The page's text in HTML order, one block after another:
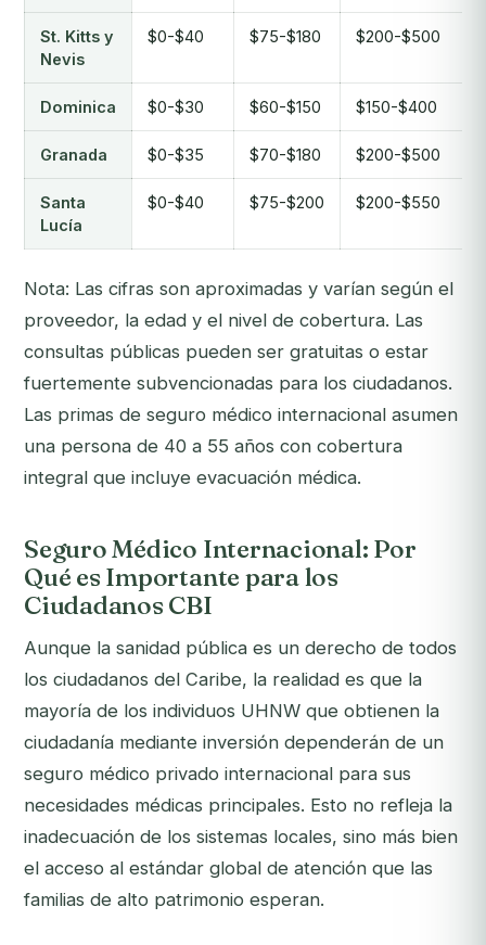
St. Kitts y
Nevis
$0-$40 $75-$180 $200-$500
Dominica $0-$30 $60-$150 $150-$400
Granada $0-$35 $70-$180 $200-$500
Santa
Lucía
$0-$40 $75-$200 $200-$550
Nota: Las cifras son aproximadas y varían según el
proveedor, la edad y el nivel de cobertura. Las
consultas públicas pueden ser gratuitas o estar
fuertemente subvencionadas para los ciudadanos.
Las primas de seguro médico internacional asumen
una persona de 40 a 55 años con cobertura
integral que incluye evacuación médica.
Seguro Médico Internacional: Por
Qué es Importante para los
Ciudadanos CBI
Aunque la sanidad pública es un derecho de todos
los ciudadanos del Caribe, la realidad es que la
mayoría de los individuos UHNW que obtienen la
ciudadanía mediante inversión dependerán de un
seguro médico privado internacional para sus
necesidades médicas principales. Esto no refleja la
inadecuación de los sistemas locales, sino más bien
el acceso al estándar global de atención que las
familias de alto patrimonio esperan.